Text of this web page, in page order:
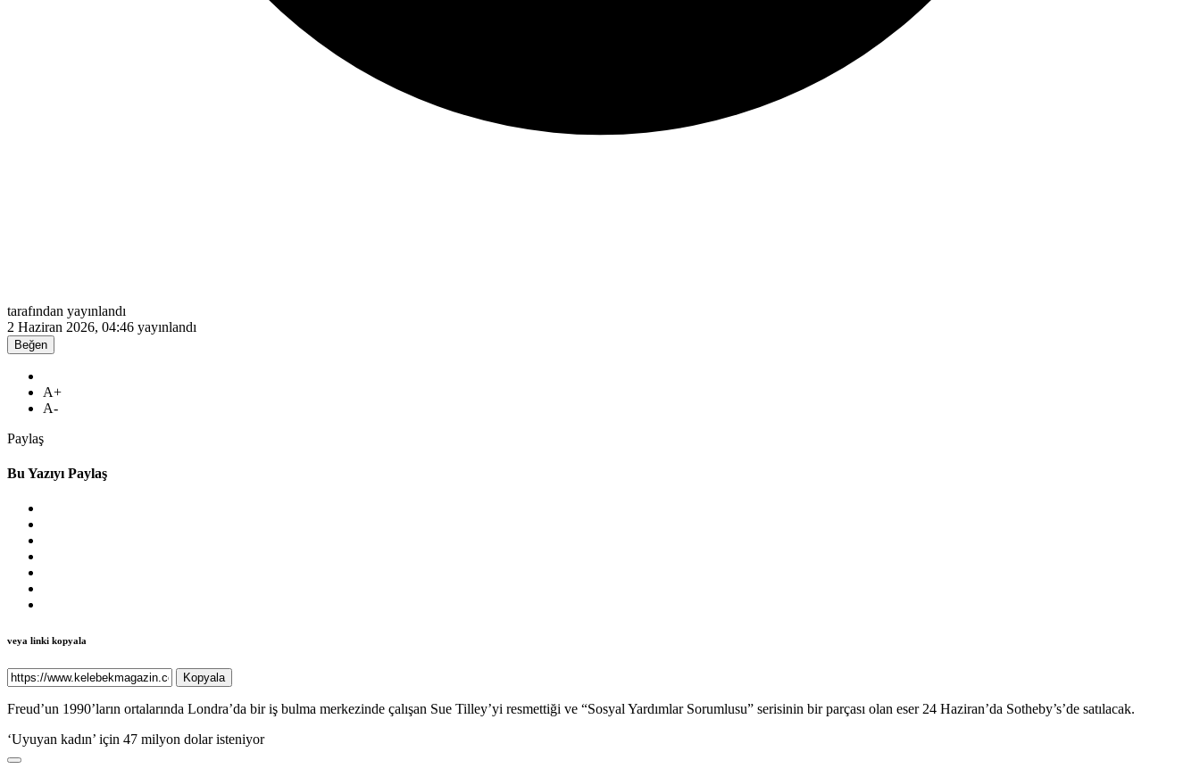
tarafından yayınlandı
2 Haziran 2026, 04:46 yayınlandı
Beğen
A+
A-
Paylaş
Bu Yazıyı Paylaş
veya linki kopyala
Kopyala
Freud’un 1990’ların ortalarında Londra’da bir iş bulma merkezinde çalışan Sue Tilley’yi resmettiği ve “Sosyal Yardımlar Sorumlusu” serisinin bir parçası olan eser 24 Haziran’da Sotheby’s’de satılacak.
‘Uyuyan kadın’ için 47 milyon dolar isteniyor